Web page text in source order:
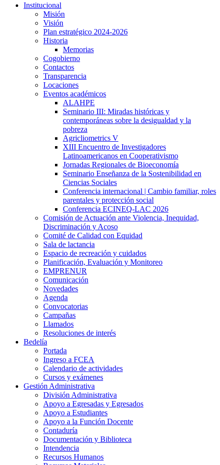
Institucional
Misión
Visión
Plan estratégico 2024-2026
Historia
Memorias
Cogobierno
Contactos
Transparencia
Locaciones
Eventos académicos
ALAHPE
Seminario III: Miradas históricas y
contemporáneas sobre la desigualdad y la
pobreza
Agricliometrics V
XIII Encuentro de Investigadores
Latinoamericanos en Cooperativismo
Jornadas Regionales de Bioeconomía
Seminario Enseñanza de la Sostenibilidad en
Ciencias Sociales
Conferencia internacional | Cambio familiar, roles
parentales y protección social
Conferencia ECINEQ-LAC 2026
Comisión de Actuación ante Violencia, Inequidad,
Discriminación y Acoso
Comité de Calidad con Equidad
Sala de lactancia
Espacio de recreación y cuidados
Planificación, Evaluación y Monitoreo
EMPRENUR
Comunicación
Novedades
Agenda
Convocatorias
Campañas
Llamados
Resoluciones de interés
Bedelía
Portada
Ingreso a FCEA
Calendario de actividades
Cursos y exámenes
Gestión Administrativa
División Administrativa
Apoyo a Egresadas y Egresados
Apoyo a Estudiantes
Apoyo a la Función Docente
Contaduría
Documentación y Biblioteca
Intendencia
Recursos Humanos